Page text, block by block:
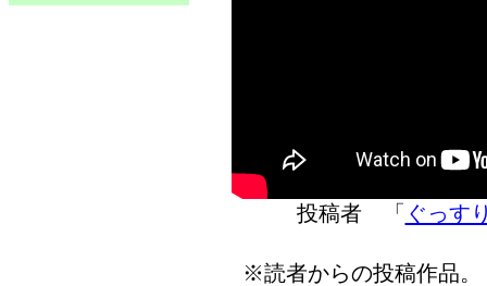
投稿者 「 ぐっす
※読者からの投稿作品